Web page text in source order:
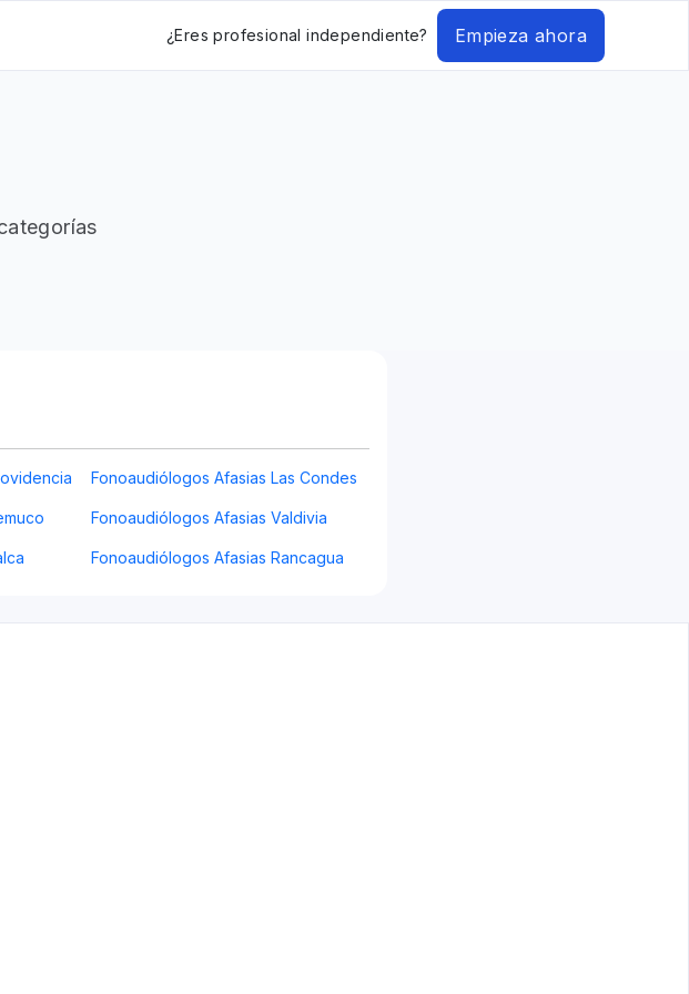
¿Eres profesional independiente? Empieza ahora
Fonoaudiólogos Afasias Las Condes
Fonoaudiólogos Afasias Valdivia
Fonoaudiólogos Afasias Rancagua